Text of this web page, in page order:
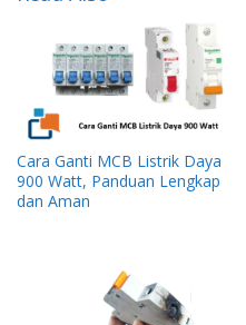
Cara Ganti MCB Listrik Daya
900 Watt, Panduan Lengkap
dan Aman